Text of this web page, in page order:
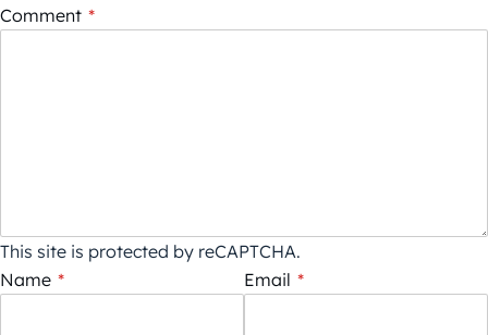
Comment *
This site is protected by reCAPTCHA.
Name * Email *